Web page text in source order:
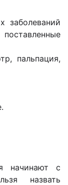
заболеваний
пальпация,
начинают с
назвать